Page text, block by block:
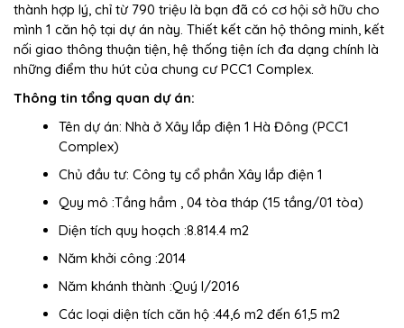
thành hợp lý, chỉ từ 790 triệu là bạn đã có cơ hội sở hữu cho
mình 1 căn hộ tại dự án này. Thiết kết căn hộ thông minh, kết
nối giao thông thuận tiện, hệ thống tiện ích đa dạng chính là
những điểm thu hút của chung cư PCC1 Complex.
Thông tin tổng quan dự án:
Tên dự án: Nhà ở Xây lắp điện 1 Hà Đông (PCC1
Complex)
Chủ đầu tư: Công ty cổ phần Xây lắp điện 1
Quy mô :Tầng hầm , 04 tòa tháp (15 tầng/01 tòa)
Diện tích quy hoạch :8.814.4 m2
Năm khởi công :2014
Năm khánh thành :Quý I/2016
Các loại diện tích căn hộ :44,6 m2 đến 61,5 m2